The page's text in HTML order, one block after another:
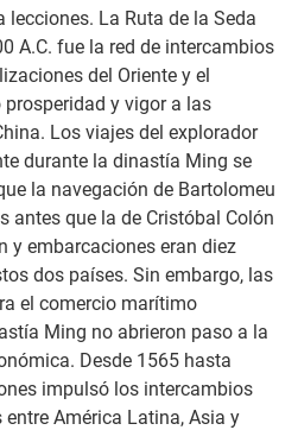
La Ruta de la Seda
A.C. fue la red de intercambios
del Oriente y el
y vigor a las
Los viajes del explorador
durante la dinastía Ming se
la navegación de Bartolomeu
antes que la de Cristóbal Colón
y embarcaciones eran diez
dos países. Sin embargo, las
el comercio marítimo
Ming no abrieron paso a la
Desde 1565 hasta
impulsó los intercambios
América Latina, Asia y